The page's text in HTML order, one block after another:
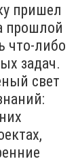
пришел
прошлой
что-либо
задач.
свет